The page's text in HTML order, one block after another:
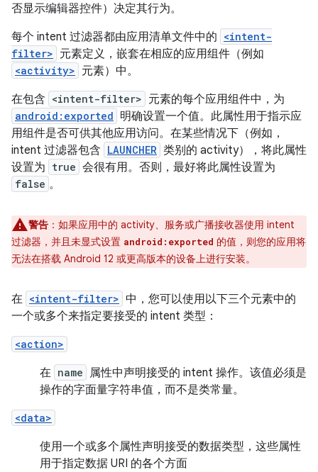
否显示编辑器控件）决定其行为。
每个 intent 过滤器都由应用清单文件中的 <intent-
filter> 元素定义，嵌套在相应的应用组件（例如
<activity> 元素）中。
在包含 <intent-filter> 元素的每个应用组件中，为
android:exported 明确设置一个值。此属性用于指示应
用组件是否可供其他应用访问。在某些情况下（例如，
intent 过滤器包含 LAUNCHER 类别的 activity），将此属性
设置为 true 会很有用。否则，最好将此属性设置为
false 。
警告 ：如果应用中的 activity、服务或广播接收器使用 intent
过滤器，并且未显式设置 android:exported 的值，则您的应用将
无法在搭载 Android 12 或更高版本的设备上进行安装。
在 <intent-filter> 中，您可以使用以下三个元素中的
一个或多个来指定要接受的 intent 类型：
<action>
在 name
属性中声明接受的 intent 操作。该值必须是
操作的字面量字符串值，而不是类常量。
<data>
使用一个或多个属性声明接受的数据类型，这些属性
用于指定数据 URI 的各个方面